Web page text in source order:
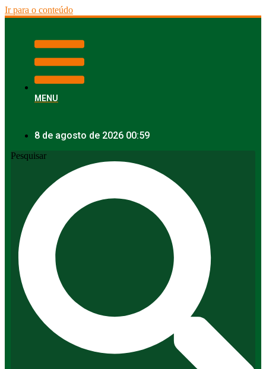
Ir para o conteúdo
MENU
8 de agosto de 2026 00:59
Pesquisar